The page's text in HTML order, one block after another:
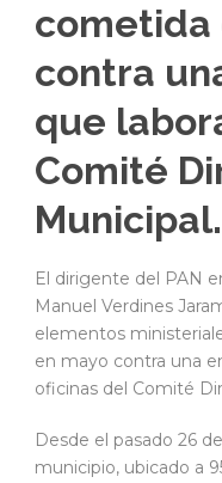
cometida
contra
que
Comité
Municipal.
El dirigente del PAN
Manuel Verdines
elementos
en mayo contra una
oficinas del Comité
Desde el pasado 26
municipio, ubicado a